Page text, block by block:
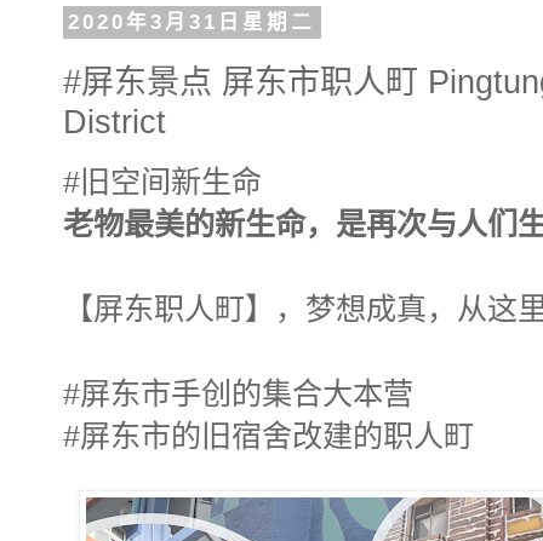
2020年3月31日星期二
#屏东景点 屏东市职人町
District
#旧空间新生命
老物最美的新生命，是再次与人们
【屏东职人町】，梦想成真，从这
#屏东市手创的集合大本营
#屏东市的旧宿舍改建的职人町